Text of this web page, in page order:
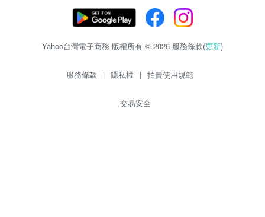
Yahoo台灣電子商務 版權所有 © 2026 服務條款(更新)
服務條款 | 隱私權 | 拍賣使用規範
交易安全